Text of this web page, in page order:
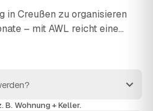
in Creußen zu organisieren
– mit AWL reicht eine
was weg soll, und
bis zur besenreinen
kümmern sich die Profis
Wohnung + Keller.